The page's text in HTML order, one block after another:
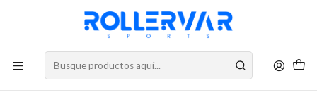
DESPACHOS A TODO CHILE
¿Cual es mi talla de bota?